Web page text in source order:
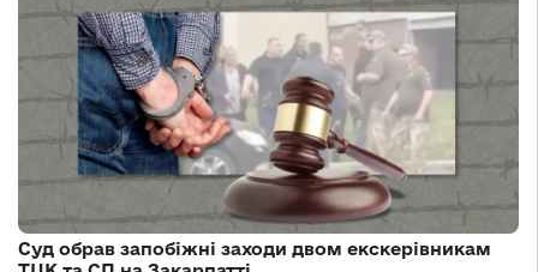
Суд обрав запобіжні заходи двом екскерівникам